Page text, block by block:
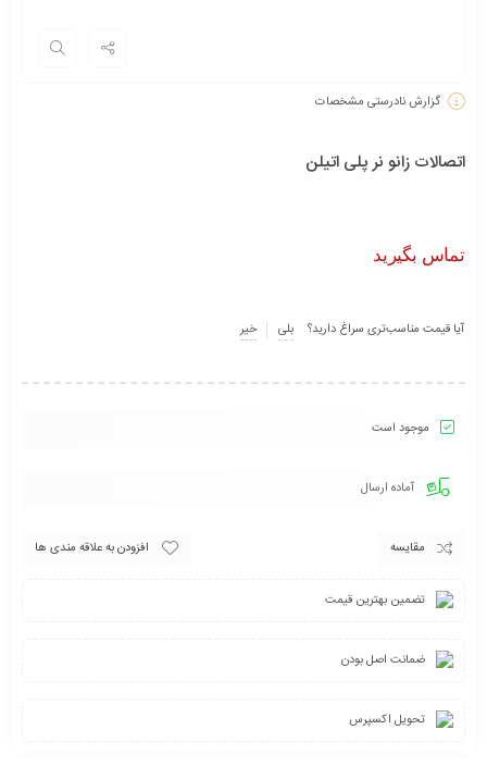
گزارش نادرستی مشخصات
اتصالات زانو نر پلی اتیلن
تماس بگیرید
آیا قیمت مناسب‌تری سراغ دارید؟ بلی خیر
موجود است
آماده ارسال
مقایسه افزودن به علاقه مندی ها
تضمین بهترین قیمت
ضمانت اصل بودن
تحویل اکسپرس